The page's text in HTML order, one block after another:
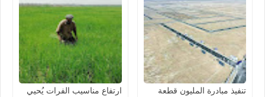
تنفيذ مبادرة المليون قطعة
ارتفاع مناسيب الفرات يُحيي